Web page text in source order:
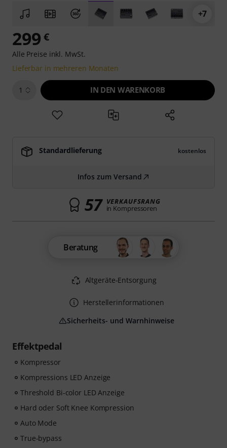
+7
Effektpedal
Kompressor
Kompressions LED Anzeige
Threshold Bi-color LED Anzeige
Hard oder Soft Knee Kompression
Auto Mode
True-bypass
299 €
Alle Preise inkl. MwSt.
Lieferbar in mehreren Monaten
1 IN DEN WARENKORB
Standardlieferung kostenlos
Infos zum Versand
57 VERKAUFSRANG
in Kompressoren
Beratung
Altgeräte-Entsorgung
Herstellerinformationen
Sicherheits- und Warnhinweise